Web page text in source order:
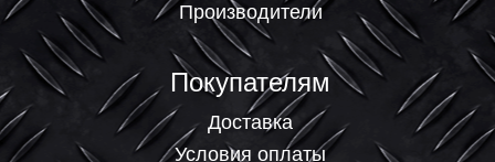
Производители
Покупателям
Доставка
Условия оплаты